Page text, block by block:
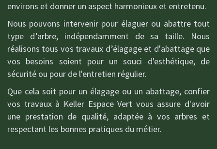
environs et donner un aspect harmonieux et entretenu.
Nous pouvons intervenir pour élaguer ou abattre tout
type d’arbre, indépendamment de sa taille. Nous
réalisons tous vos travaux d’élagage et d'abattage que
vos besoins soient pour un souci d'esthétique, de
sécurité ou pour de l'entretien régulier.
Que cela soit pour un élagage ou un abattage, confier
vos travaux à Keller Espace Vert vous assure d'avoir
une prestation de qualité, adaptée à vos arbres et
respectant les bonnes pratiques du métier.